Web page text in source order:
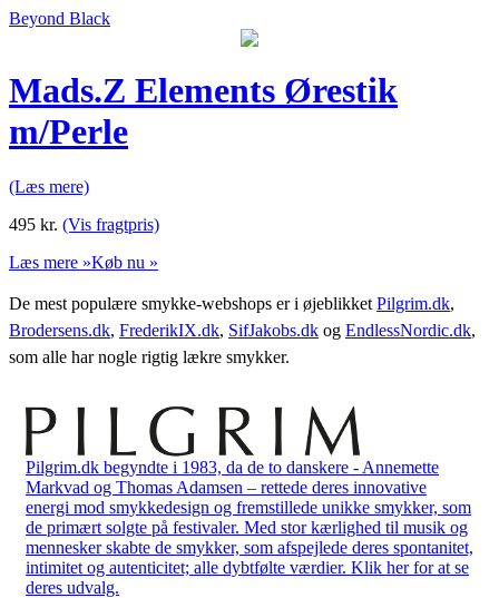
Beyond Black
Mads.Z Elements Ørestik
m/Perle
(Læs mere)
495 kr. (Vis fragtpris)
Læs mere »Køb nu »
De mest populære smykke-webshops er i øjeblikket Pilgrim.dk,
Brodersens.dk, FrederikIX.dk, SifJakobs.dk og EndlessNordic.dk,
som alle har nogle rigtig lækre smykker.
Pilgrim.dk begyndte i 1983, da de to danskere - Annemette
Markvad og Thomas Adamsen – rettede deres innovative
energi mod smykkedesign og fremstillede unikke smykker, som
de primært solgte på festivaler. Med stor kærlighed til musik og
mennesker skabte de smykker, som afspejlede deres spontanitet,
intimitet og autenticitet; alle dybtfølte værdier. Klik her for at se
deres udvalg.